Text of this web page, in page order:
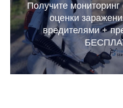
Получите
оценки
вредителями +